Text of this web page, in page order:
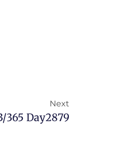
Next
365 Day2879